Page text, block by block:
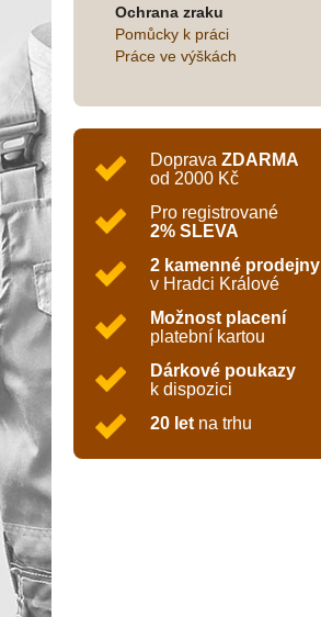
Ochrana zraku
Pomůcky k práci
Práce ve výškách
Doprava ZDARMA
od 2000 Kč
Pro registrované
2% SLEVA
2 kamenné prodejny
v Hradci Králové
Možnost placení
platební kartou
Dárkové poukazy
k dispozici
20 let na trhu